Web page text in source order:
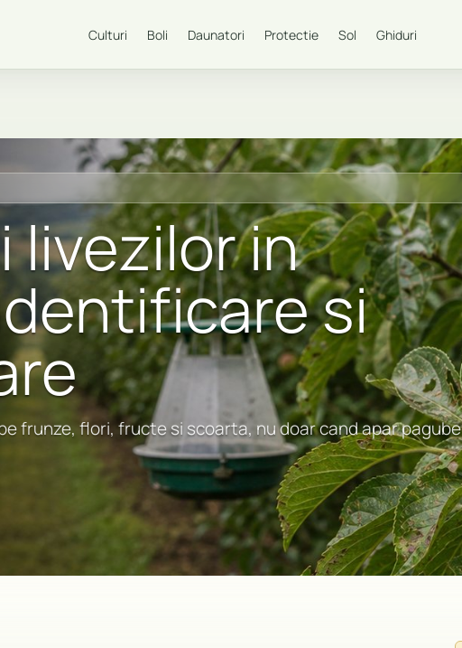
Culturi Boli Daunatori Protectie Sol Ghiduri
livezilor in
si
frunze, flori, fructe si scoarta, nu doar cand apar pagube